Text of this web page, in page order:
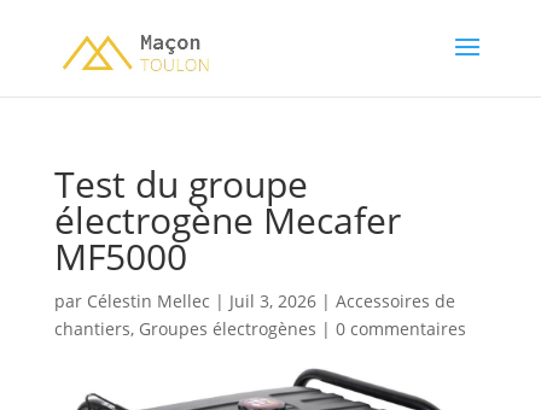
Test du groupe
électrogène Mecafer
MF5000
par Célestin Mellec | Juil 3, 2026| Accessoires de
chantiers, Groupes électrogènes | 0 commentaires